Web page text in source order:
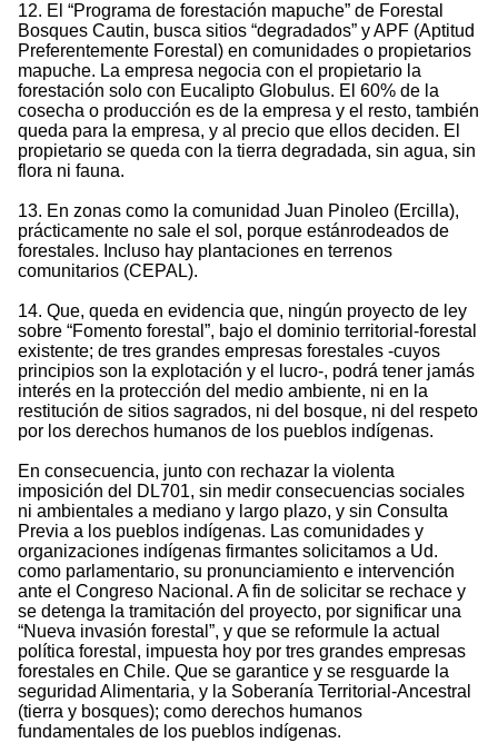
12. El “Programa de forestación mapuche” de Forestal
Bosques Cautin, busca sitios “degradados” y APF (Aptitud
Preferentemente Forestal) en comunidades o propietarios
mapuche. La empresa negocia con el propietario la
forestación solo con Eucalipto Globulus. El 60% de la
cosecha o producción es de la empresa y el resto, también
queda para la empresa, y al precio que ellos deciden. El
propietario se queda con la tierra degradada, sin agua, sin
flora ni fauna.
13. En zonas como la comunidad Juan Pinoleo (Ercilla),
prácticamente no sale el sol, porque estánrodeados de
forestales. Incluso hay plantaciones en terrenos
comunitarios (CEPAL).
14. Que, queda en evidencia que, ningún proyecto de ley
sobre “Fomento forestal”, bajo el dominio territorial-forestal
existente; de tres grandes empresas forestales -cuyos
principios son la explotación y el lucro-, podrá tener jamás
interés en la protección del medio ambiente, ni en la
restitución de sitios sagrados, ni del bosque, ni del respeto
por los derechos humanos de los pueblos indígenas.
En consecuencia, junto con rechazar la violenta
imposición del DL701, sin medir consecuencias sociales
ni ambientales a mediano y largo plazo, y sin Consulta
Previa a los pueblos indígenas. Las comunidades y
organizaciones indígenas firmantes solicitamos a Ud.
como parlamentario, su pronunciamiento e intervención
ante el Congreso Nacional. A fin de solicitar se rechace y
se detenga la tramitación del proyecto, por significar una
“Nueva invasión forestal”, y que se reformule la actual
política forestal, impuesta hoy por tres grandes empresas
forestales en Chile. Que se garantice y se resguarde la
seguridad Alimentaria, y la Soberanía Territorial-Ancestral
(tierra y bosques); como derechos humanos
fundamentales de los pueblos indígenas.